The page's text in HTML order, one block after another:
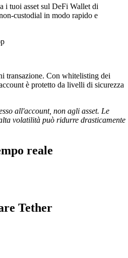
i tuoi asset sul DeFi Wallet di
custodial in modo rapido e
transazione. Con whitelisting dei
è protetto da livelli di sicurezza
all'account, non agli asset. Le
volatilità può ridurre drasticamente
reale
Tether